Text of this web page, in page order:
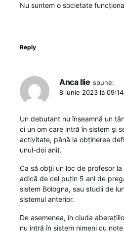
Nu suntem o societate
Reply
Anca Ilie spune:
8 iunie 2023 la 09:14
Un debutant nu înseamnă un
ci un om care intră în sistem și
activitate, până la obținerea
unul-doi ani).
Ca să obții un loc de profesor
adică de cel puțin 5 ani de
sistem Bologna, sau studii de
sistemul anterior.
De asemenea, în ciuda
nu intră în sistem nimeni cu